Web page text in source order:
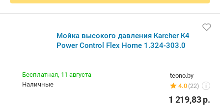
Мойка высокого давления Karcher K4
Power Control Flex Home 1.324-303.0
teono.by
4.0 (22) i
Бесплатная, 11 августа
наличные
1 219,83р.